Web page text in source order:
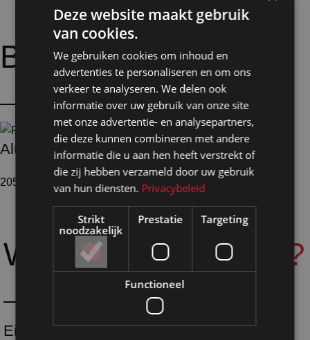
Bijpassendeopties:
Aluminium profielen
205 producten
Waarom Shopmade?
Eigen productie
Deze website maakt gebruik
van cookies.
We gebruiken cookies om inhoud en
advertenties te personaliseren en om ons
verkeer te analyseren. We delen ook
informatie over uw gebruik van onze site
met onze advertentie- en analysepartners,
die deze kunnen combineren met andere
informatie die u aan hen heeft verstrekt of
die zij hebben verzameld door uw gebruik
van hun diensten. Privacybeleid
Strikt
noodzakelijk
Prestatie Targeting
Functioneel